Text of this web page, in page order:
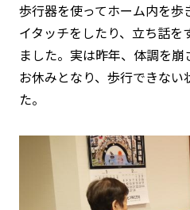
歩行器を使ってホーム内を
イタッチをしたり、立ち話
ました。実は昨年、体調を
お休みとなり、歩行できない
た。